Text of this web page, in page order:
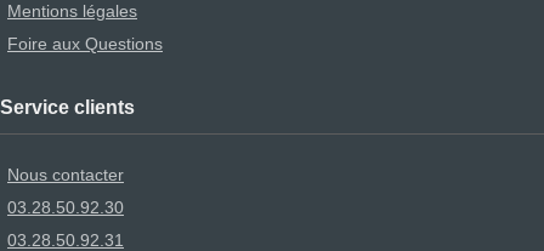
Mentions légales
Foire aux Questions
Service clients
Nous contacter
03.28.50.92.30
03.28.50.92.31